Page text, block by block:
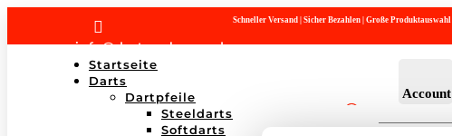

info@dartwerk-saar.de
Schneller Versand | Sicher Bezahlen | Große Produktauswahl
Startseite
Darts
Dartpfeile
Steeldarts
Softdarts
search
Account